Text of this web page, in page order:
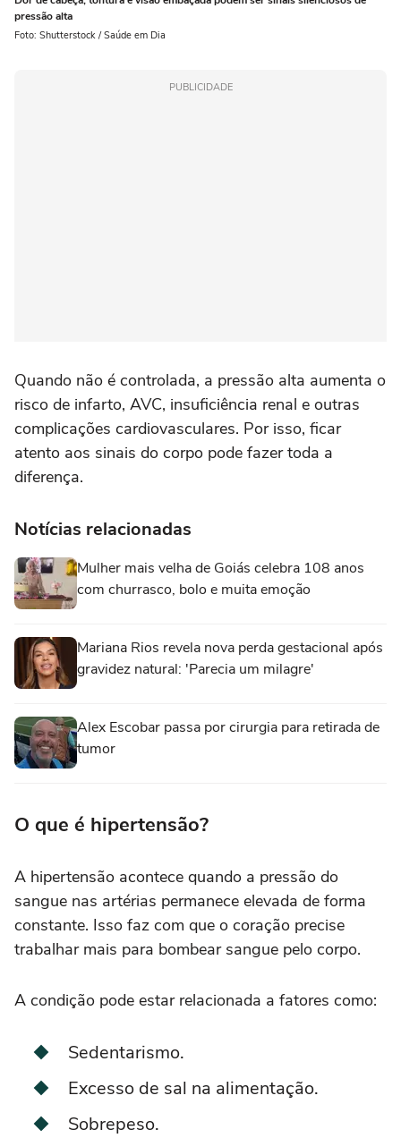
pressão alta
Foto: Shutterstock / Saúde em Dia
PUBLICIDADE
Quando não é controlada, a pressão alta aumenta o
risco de infarto, AVC, insuficiência renal e outras
complicações cardiovasculares. Por isso, ficar
atento aos sinais do corpo pode fazer toda a
diferença.
Notícias relacionadas
Mulher mais velha de Goiás celebra 108 anos
com churrasco, bolo e muita emoção
Mariana Rios revela nova perda gestacional após
gravidez natural: 'Parecia um milagre'
Alex Escobar passa por cirurgia para retirada de
tumor
O que é hipertensão?
A hipertensão acontece quando a pressão do
sangue nas artérias permanece elevada de forma
constante. Isso faz com que o coração precise
trabalhar mais para bombear sangue pelo corpo.
A condição pode estar relacionada a fatores como:
Sedentarismo.
Excesso de sal na alimentação.
Sobrepeso.